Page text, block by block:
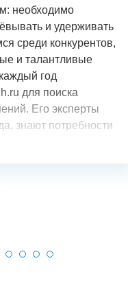
необходимо
и удерживать
среди конкурентов,
и талантливые
год
для поиска
Его эксперты
знают потребности